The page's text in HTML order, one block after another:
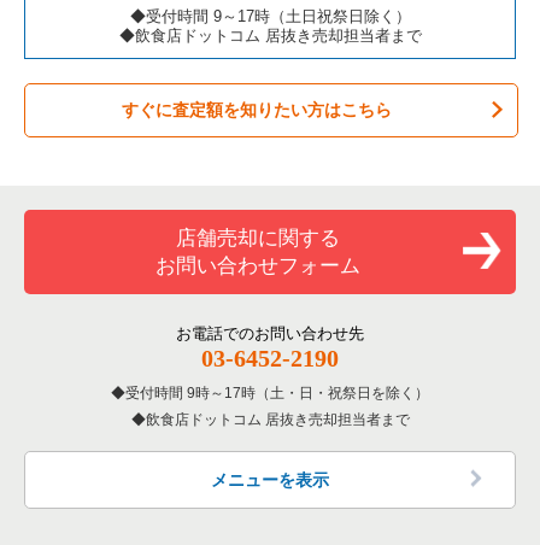
カラオケ・パブ・スナックの居抜き売却物件の案件一覧
バーの居抜き売却物件の案件一覧
居酒屋・ダイニングバーの居抜き売却物件の案件一覧
洋食の居抜き売却物件の案件一覧
その他の居抜き売却物件の案件一覧
板橋区の飲食店の居抜き売却物件の案件一覧
台東区の飲食店の居抜き売却物件の案件一覧
練馬区の飲食店の居抜き売却物件の案件一覧
北区の飲食店の居抜き売却物件の案件一覧
江戸川区の飲食店の居抜き売却物件の案件一覧
墨田区の飲食店の居抜き売却物件の案件一覧
品川区の飲食店の居抜き売却物件の案件一覧
東京23区のカフェの居抜き売却物件の案件一覧
東京23区のテイクアウトの居抜き売却物件の案件一覧
東京23区のお弁当・惣菜・デリの居抜き売却物件の案件一覧
東京23区のバーの居抜き売却物件の案件一覧
東京23区の居酒屋・ダイニングバーの居抜き売却物件の案件一
東京23区の専門料理の居抜き売却物件の案件一覧
東京23区の和食の居抜き売却物件の案件一覧
東京23区の洋食の居抜き売却物件の案件一覧
◆受付時間 9～17時（土日祝祭日除く）
◆飲食店ドットコム 居抜き売却担当者まで
すぐに査定額を知りたい方はこちら
店舗売却に関する
お問い合わせフォーム
お電話でのお問い合わせ先
03-6452-2190
受付時間 9時～17時（土・日・祝祭日を除く）
飲食店ドットコム 居抜き売却担当者まで
メニューを表示